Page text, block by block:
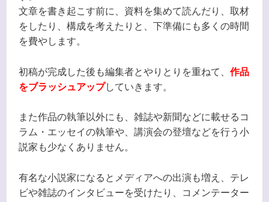
文章を書き起こす前に、資料を集めて読んだり、取材
をしたり、構成を考えたりと、下準備にも多くの時間
を費やします。
初稿が完成した後も編集者とやりとりを重ねて、 作品
をブラッシュアップしていきます。
また作品の執筆以外にも、雑誌や新聞などに載せるコ
ラム・エッセイの執筆や、講演会の登壇などを行う小
説家も少なくありません。
有名な小説家になるとメディアへの出演も増え、テレ
ビや雑誌のインタビューを受けたり、コメンテーター